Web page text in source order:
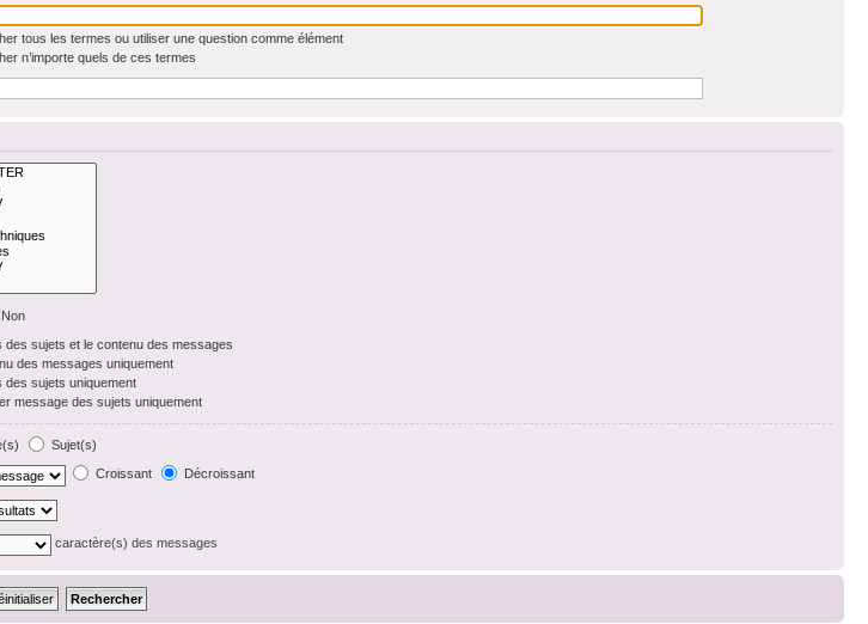
tous les termes ou utiliser une question comme élément
n’importe quels de ces termes
Non
des sujets et le contenu des messages
des messages uniquement
des sujets uniquement
message des sujets uniquement
Sujet(s)
Croissant Décroissant
caractère(s) des messages